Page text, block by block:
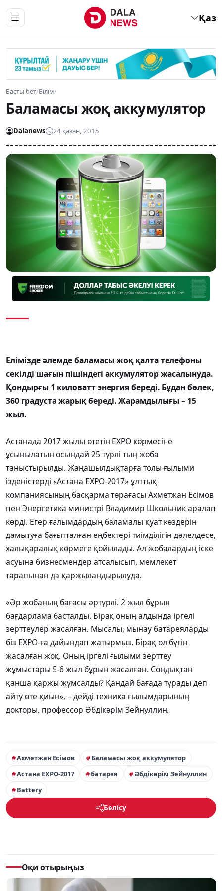
Қаз
Басты бет/Білім/
Баламасы жоқ аккумулятор
Dalanews 24 қазан, 2015
Елімізде әлемде баламасы жоқ қалта телефоны
секілді шағын пішіндегі аккумулятор жасалынуда.
Қондырғы 1 киловатт энергия береді. Бұдан бөлек,
360 градуста жарық береді. Жарамдылығы – 15
жыл.
Астанада 2017 жылы өтетін EXPO көрмесіне
ұсынылатын осындай 25 түрлі тың жоба
таныстырылды. Жаңашылдықтарға толы ғылыми
ізденістерді «Астана EXPO-2017» ұлттық
компаниясының басқарма төрағасы Ахметжан Есімов
пен Энергетика министрі Владимир Школьник аралап
көрді. Егер ғалымдардың баламалы қуат көздерін
дамытуға бағытталған еңбектері тиімділігін дәлелдесе,
халықаралық көрмеге қойылады. Ал жобалардың іске
асуына бизнесмендер атсалысып, мемлекет
тарапынан да қаржыландырылуда.
«Әр жобаның бағасы әртүрлі. 2 жыл бұрын
бағдарлама басталды. Бірақ оның алдында іргелі
зерттеулер жасалған. Мысалы, мынау батареяларды
біз EXPO-ға дайындап жатырмыз. Бірақ ол бүгін
жасалған жоқ. Оның іргелі ғылыми зерттеу
жұмыстары 5-6 жыл бұрын жасалған. Сондықтан
қанша қаржы жұмсалды? Қандай бағада тұрады деп
айту өте қиын», – дейді техника ғылымдарының
докторы, профессор Әбдікәрім Зейнуллин.
Ахметжан Есімов
Баламасы жоқ аккумулятор
Астана EXPO-2017
батарея
Әбдікәрім Зейнуллин
Battery
Бөлісу
Оқи отырыңыз